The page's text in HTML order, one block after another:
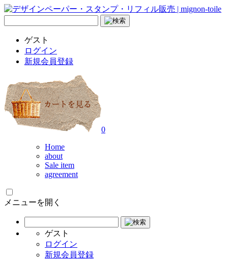
ゲスト
ログイン
新規会員登録
0
Home
about
Sale item
agreement
メニューを開く
ゲスト
ログイン
新規会員登録